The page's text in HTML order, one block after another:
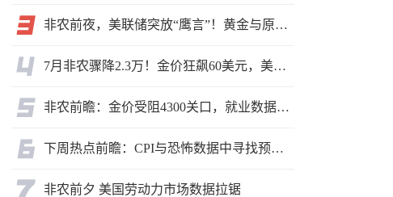
非农前夜，美联储突放“鹰言”！黄金与原油为何联手反攻？
7月非农骤降2.3万！金价狂飙60美元，美联储9月加息预期瞬间崩塌
非农前瞻：金价受阻4300关口，就业数据是“火上浇油”还是“釜底抽薪”？
下周热点前瞻：CPI与恐怖数据中寻找预期差
非农前夕 美国劳动力市场数据拉锯